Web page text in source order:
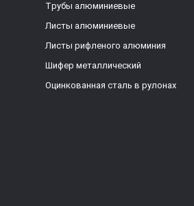
Трубы алюминиевые
Листы алюминиевые
Листы рифленого алюминия
Шифер металлический
Оцинкованная сталь в рулонах